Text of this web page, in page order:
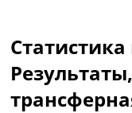
Украина.
Украина.
Лига